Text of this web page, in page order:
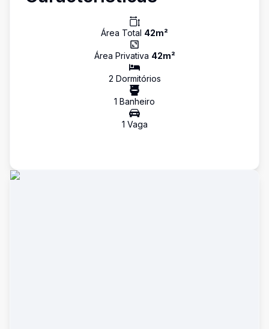
Área Total 42m²
Área Privativa 42m²
2 Dormitórios
1 Banheiro
1 Vaga